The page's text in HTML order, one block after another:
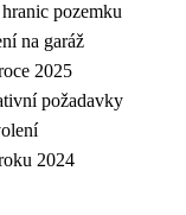
pozemku
na garáž
2025
požadavky
2024